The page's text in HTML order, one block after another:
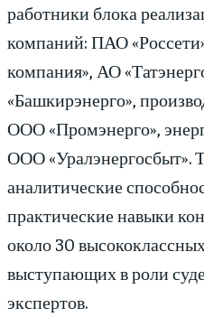
работники блока
компаний: ПАО
компания», АО
«Башкирэнерго»,
ООО «Промэнерго»,
ООО «Уралэнергосбыт».
аналитические
практические навыки
около 30
выступающих в роли
экспертов.